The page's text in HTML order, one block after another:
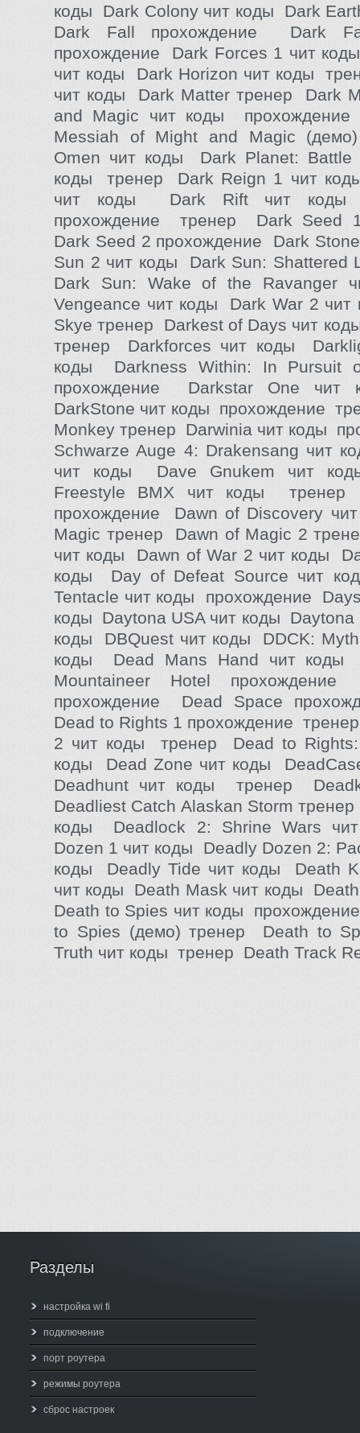
коды Dark Colony чит коды Dark
Dark Fall прохождение Dark
прохождение Dark Forces 1 чит
чит коды Dark Horizon чит коды
чит коды Dark Matter тренер Dark
and Magic чит коды
Messiah of Might and Magic
Omen чит коды Dark Planet: Battle
коды тренер Dark Reign 1 чит
чит коды Dark Rift чит коды
прохождение тренер Dark Seed
Dark Seed 2 прохождение Dark
Sun 2 чит коды Dark Sun: Shattered
Dark Sun: Wake of the Ravanger
Vengeance чит коды Dark War 2
Skye тренер Darkest of Days чит
тренер Darkforces чит коды
коды Darkness Within: In Pursuit
прохождение Darkstar One
DarkStone чит коды прохождение
Monkey тренер Darwinia чит коды
Schwarze Auge 4: Drakensang чит
чит коды Dave Gnukem чит
Freestyle BMX чит коды тренер
прохождение Dawn of Discovery
Magic тренер Dawn of Magic 2
чит коды Dawn of War 2 чит коды
коды Day of Defeat Source чит
Tentacle чит коды прохождение
коды Daytona USA чит коды Daytona
коды DBQuest чит коды DDCK:
коды Dead Mans Hand чит
Mountaineer Hotel
прохождение Dead Space
Dead to Rights 1 прохождение
2 чит коды тренер Dead to Rights:
коды Dead Zone чит коды
Deadhunt чит коды тренер
Deadliest Catch Alaskan Storm
коды Deadlock 2: Shrine Wars
Dozen 1 чит коды Deadly Dozen 2:
коды Deadly Tide чит коды Death
чит коды Death Mask чит коды
Death to Spies чит коды
to Spies (демо) тренер Death to
Truth чит коды тренер Death Track
Разделы
настройка wi fi
подключение
порт роутера
режимы роутера
сброс настроек